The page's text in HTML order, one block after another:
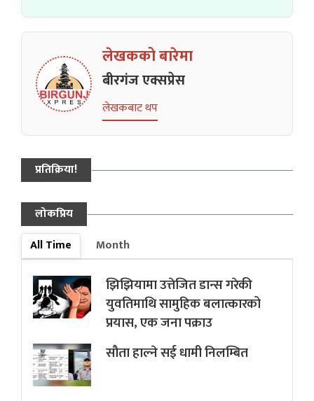
लेखकको बारेमा
बीरगंज एक्सप्रेस
लेखकबाट थप
प्रतिक्रिया!
लोकप्रिय
All Time
Month
झिझियामा उत्तेजित डान्स गरेकी
युवतिमाथि सामुहिक बलात्कारको
प्रयास, एक जना पक्राउ
सौता हाल्ने सई धामी निलम्बित